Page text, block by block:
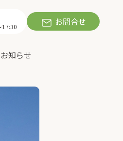
お問合せ
お知らせ